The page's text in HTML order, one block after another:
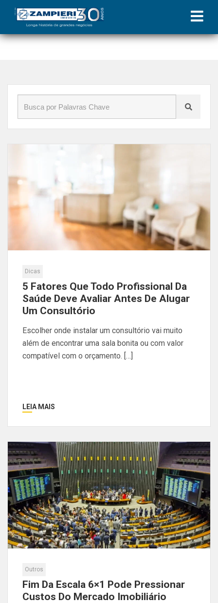
Início»Blog»incorporação imobiliária
Dicas
5 Fatores Que Todo Profissional Da
Saúde Deve Avaliar Antes De Alugar
Um Consultório
Escolher onde instalar um consultório vai muito
além de encontrar uma sala bonita ou com valor
compatível com o orçamento. […]
LEIA MAIS
Outros
Fim Da Escala 6×1 Pode Pressionar
Custos Do Mercado Imobiliário